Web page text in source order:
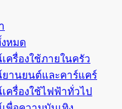
หมด
ครื่องใช้ภายในครัว
านยนต์และคาร์แคร์
ครื่องใช้ไฟฟ้าทั่วไป